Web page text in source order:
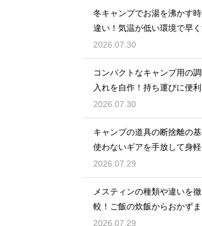
冬キャンプでお湯を沸かす
違い！気温が低い環境で早
させる
2026.07.30
コンパクトなキャンプ用の
入れを自作！持ち運びに便
納術
2026.07.30
キャンプの道具の断捨離の基
使わないギアを手放して身
る方法
2026.07.29
メスティンの種類や違いを
較！ご飯の炊飯からおかず
能クッカー
2026.07.29